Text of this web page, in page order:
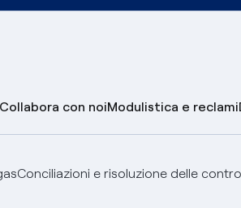
Collabora con noiModulistica e reclami
Conciliazioni e risoluzione delle